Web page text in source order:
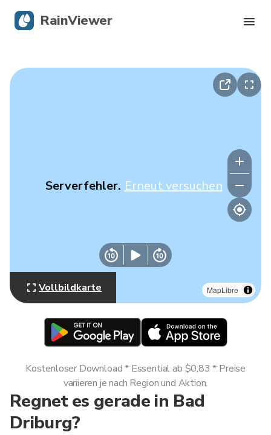
MapLibre
Serverfehler. Erneut versuchen
Vollbildkarte
Regnet es gerade in Bad
Driburg?
Kostenloser Download * Essential ab $0,83 * Preise
variieren je nach Region und Aktion.
RainViewer